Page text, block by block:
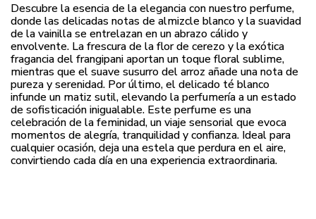
Descubre la esencia de la elegancia con nuestro perfume,
donde las delicadas notas de almizcle blanco y la suavidad
de la vainilla se entrelazan en un abrazo cálido y
envolvente. La frescura de la flor de cerezo y la exótica
fragancia del frangipani aportan un toque floral sublime,
mientras que el suave susurro del arroz añade una nota de
pureza y serenidad. Por último, el delicado té blanco
infunde un matiz sutil, elevando la perfumería a un estado
de sofisticación inigualable. Este perfume es una
celebración de la feminidad, un viaje sensorial que evoca
momentos de alegría, tranquilidad y confianza. Ideal para
cualquier ocasión, deja una estela que perdura en el aire,
convirtiendo cada día en una experiencia extraordinaria.